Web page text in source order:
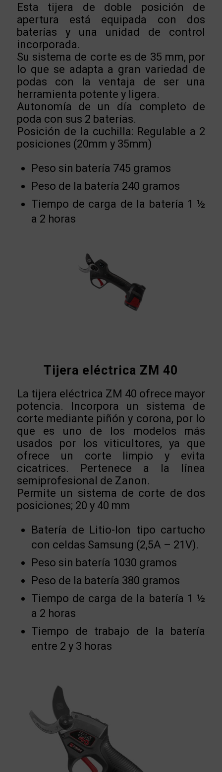
Esta tijera de doble posición de
apertura está equipada con dos
baterías y una unidad de control
incorporada.
Su sistema de corte es de 35 mm, por
lo que se adapta a gran variedad de
podas con la ventaja de ser una
herramienta potente y ligera.
Autonomía de un día completo de
poda con sus 2 baterías.
Posición de la cuchilla: Regulable a 2
posiciones (20mm y 35mm)
Peso sin batería 745 gramos
Peso de la batería 240 gramos
Tiempo de carga de la batería 1 ½
a 2 horas
Tijera eléctrica ZM 40
La tijera eléctrica ZM 40 ofrece mayor
potencia. Incorpora un sistema de
corte mediante piñón y corona, por lo
que es uno de los modelos más
usados por los viticultores, ya que
ofrece un corte limpio y evita
cicatrices. Pertenece a la línea
semiprofesional de Zanon.
Permite un sistema de corte de dos
posiciones; 20 y 40 mm
Batería de Litio-Ion tipo cartucho
con celdas Samsung (2,5A – 21V).
Peso sin batería 1030 gramos
Peso de la batería 380 gramos
Tiempo de carga de la batería 1 ½
a 2 horas
Tiempo de trabajo de la batería
entre 2 y 3 horas